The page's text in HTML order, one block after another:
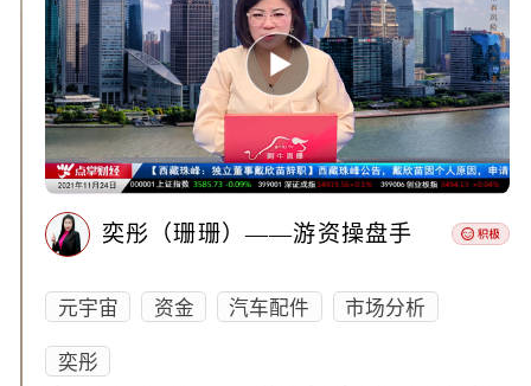
奕彤（珊珊）——游资操盘手
元宇宙 资金 汽车配件
市场分析
奕彤